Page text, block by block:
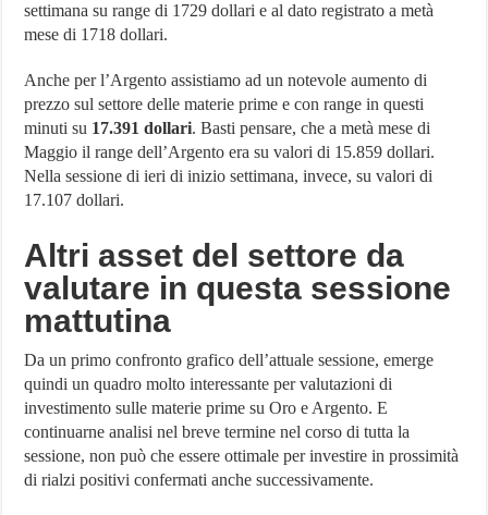
settimana su range di 1729 dollari e al dato registrato a metà
mese di 1718 dollari.
Anche per l’Argento assistiamo ad un notevole aumento di
prezzo sul settore delle materie prime e con range in questi
minuti su 17.391 dollari. Basti pensare, che a metà mese di
Maggio il range dell’Argento era su valori di 15.859 dollari.
Nella sessione di ieri di inizio settimana, invece, su valori di
17.107 dollari.
Altri asset del settore da
valutare in questa sessione
mattutina
Da un primo confronto grafico dell’attuale sessione, emerge
quindi un quadro molto interessante per valutazioni di
investimento sulle materie prime su Oro e Argento. E
continuarne analisi nel breve termine nel corso di tutta la
sessione, non può che essere ottimale per investire in prossimità
di rialzi positivi confermati anche successivamente.